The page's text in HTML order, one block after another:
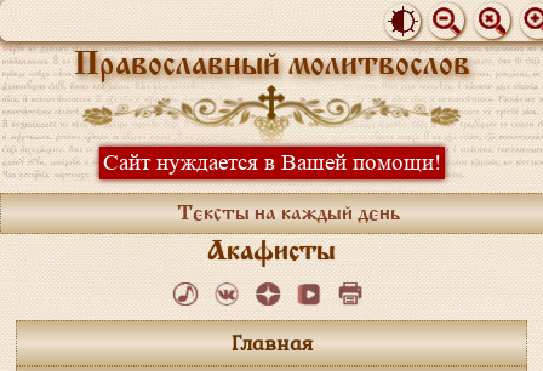
Православный молитвослов
Сайт нуждается в Вашей помощи!
Тексты на каждый день
Акафисты
Главная